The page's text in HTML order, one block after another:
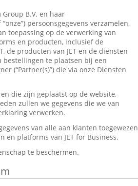
Group B.V. en haar
persoonsgegevens verzamelen,
toepassing op de verwerking van
en producten, inclusief de
de producten van JET en de diensten
bestellingen te plaatsen bij een
(“Partner(s)”) die via onze Diensten
die zijn geplaatst op de website,
zullen we gegevens die we van
verwerken.
van alle aan klanten toegewezen
platforms van JET for Business.
te beschermen.